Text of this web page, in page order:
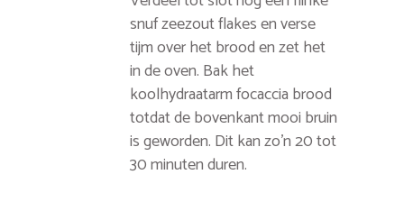
snuf zeezout flakes en verse
tijm over het brood en zet het
in de oven. Bak het
koolhydraatarm focaccia brood
totdat de bovenkant mooi bruin
is geworden. Dit kan zo'n 20 tot
30 minuten duren.